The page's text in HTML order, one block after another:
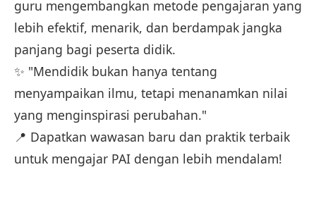
guru mengembangkan metode pengajaran yang
lebih efektif, menarik, dan berdampak jangka
panjang bagi peserta didik.
✨ "Mendidik bukan hanya tentang
menyampaikan ilmu, tetapi menanamkan nilai
yang menginspirasi perubahan."
📍 Dapatkan wawasan baru dan praktik terbaik
untuk mengajar PAI dengan lebih mendalam!